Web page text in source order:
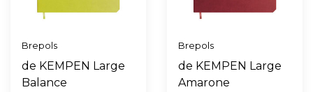
Brepols
de KEMPEN Large
Balance
Brepols
de KEMPEN Large
Amarone